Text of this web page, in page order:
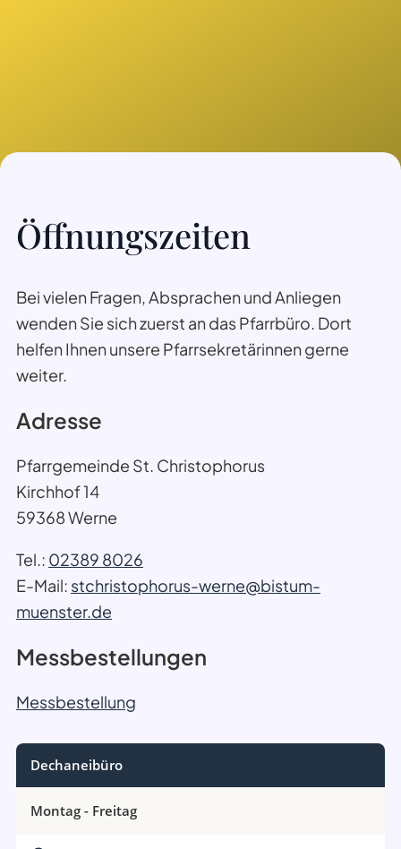
Öffnungszeiten
Bei vielen Fragen, Absprachen und Anliegen
wenden Sie sich zuerst an das Pfarrbüro. Dort
helfen Ihnen unsere Pfarrsekretärinnen gerne
weiter.
Adresse
Pfarrgemeinde St. Christophorus
Kirchhof 14
59368 Werne
Tel.: 02389 8026
E-Mail: stchristophorus-werne@bistum-
muenster.de
Messbestellungen
Messbestellung
Dechaneibüro
Montag - Freitag